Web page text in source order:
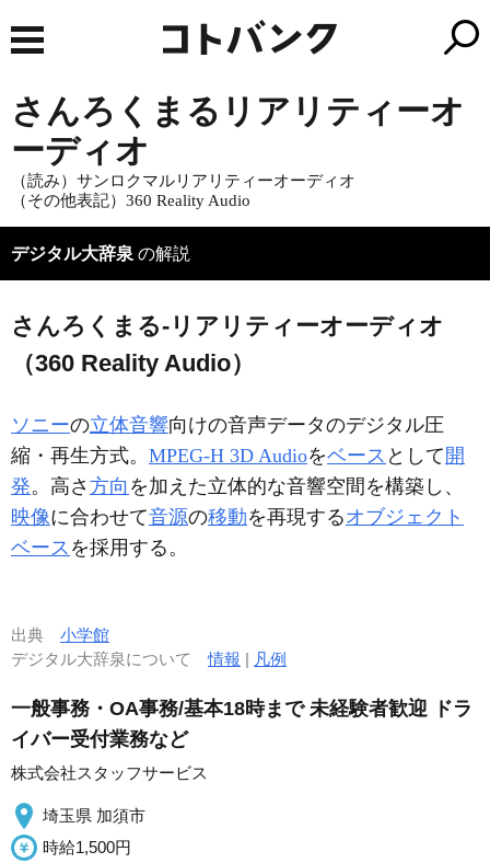
さんろくまるリアリティーオ
ーディオ
（読み）サンロクマルリアリティーオーディオ
（その他表記）360 Reality Audio
デジタル大辞泉 の解説
さんろくまる‐リアリティーオーディオ
（360 Reality Audio）
ソニーの立体音響向けの音声データのデジタル圧
縮・再生方式。 MPEG-H 3D Audioをベース として 開
発。高さ 方向 を加えた立体的な音響空間を構築し、
映像に合わせて音源の移動を再現するオブジェクト
ベース を採用する。
出典 小学館
デジタル大辞泉について情報 | 凡例
一般事務・OA事務/基本18時まで 未経験者歓迎 ドラ
イバー受付業務など
株式会社スタッフサービス
埼玉県 加須市
時給1,500円